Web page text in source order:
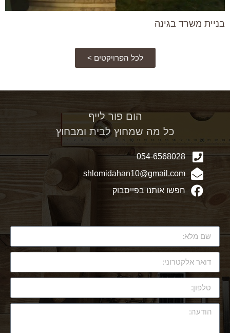
בניית משרד בגינה
לכל הפרויקטים >
הום פור לייף
כל מה שמחוץ לבית ומבחוץ
054-6568028
shlomidahan10@gmail.com
חפשו אותנו בפייסבוק